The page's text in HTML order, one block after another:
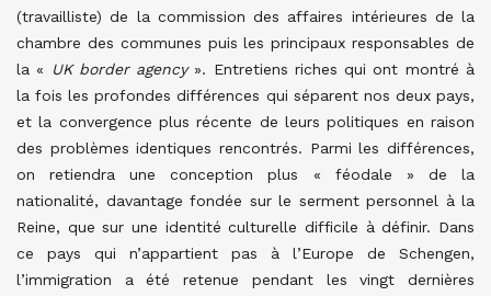
(travailliste) de la commission des affaires intérieures de la
chambre des communes puis les principaux responsables de
la «
UK border agency». Entretiens riches qui ont montré à
la fois les profondes différences qui séparent nos deux pays,
et la convergence plus récente de leurs politiques en raison
des problèmes identiques rencontrés. Parmi les différences,
on retiendra une conception plus « féodale » de la
nationalité, davantage fondée sur le serment personnel à la
Reine, que sur une identité culturelle difficile à définir. Dans
ce pays qui n’appartient pas à l’Europe de Schengen,
l’immigration a été retenue pendant les vingt dernières